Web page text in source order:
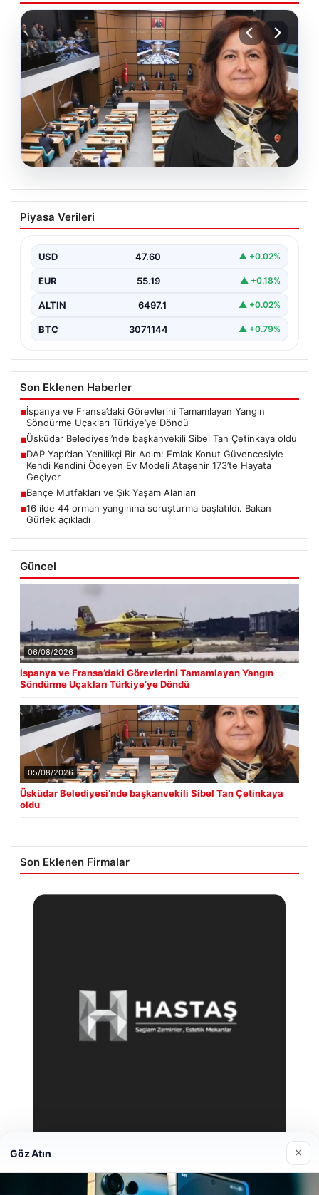
Üsküdar Belediyesi’nde başkanvekili
Sibel Tan Çetinkaya oldu
Piyasa Verileri
USD 47.60 ▲ +0.02%
EUR 55.19 ▲ +0.18%
ALTIN 6497.1 ▲ +0.02%
BTC 3071144 ▲ +0.79%
Son Eklenen Haberler
■İspanya ve Fransa’daki Görevlerini Tamamlayan Yangın
Söndürme Uçakları Türkiye’ye Döndü
■Üsküdar Belediyesi’nde başkanvekili Sibel Tan Çetinkaya oldu
■DAP Yapı’dan Yenilikçi Bir Adım: Emlak Konut Güvencesiyle
Kendi Kendini Ödeyen Ev Modeli Ataşehir 173’te Hayata
Geçiyor
■Bahçe Mutfakları ve Şık Yaşam Alanları
■16 ilde 44 orman yangınına soruşturma başlatıldı. Bakan
Gürlek açıkladı
Güncel
06/08/2026
İspanya ve Fransa’daki Görevlerini Tamamlayan Yangın
Söndürme Uçakları Türkiye’ye Döndü
05/08/2026
Üsküdar Belediyesi’nde başkanvekili Sibel Tan Çetinkaya
oldu
Son Eklenen Firmalar
Enes Kaplan Avukatlık Bürosu
Göz Atın ×